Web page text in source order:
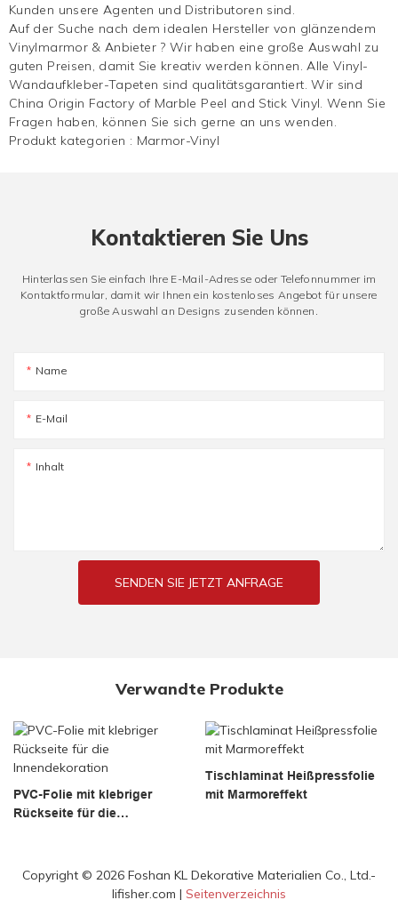
Kunden unsere Agenten und Distributoren sind.
Auf der Suche nach dem idealen Hersteller von glänzendem
Vinylmarmor & Anbieter ? Wir haben eine große Auswahl zu
guten Preisen, damit Sie kreativ werden können. Alle Vinyl-
Wandaufkleber-Tapeten sind qualitätsgarantiert. Wir sind
China Origin Factory of Marble Peel and Stick Vinyl. Wenn Sie
Fragen haben, können Sie sich gerne an uns wenden.
Produkt kategorien : Marmor-Vinyl
Kontaktieren Sie Uns
Hinterlassen Sie einfach Ihre E-Mail-Adresse oder Telefonnummer im
Kontaktformular, damit wir Ihnen ein kostenloses Angebot für unsere
große Auswahl an Designs zusenden können.
Name
E-Mail
Inhalt
SENDEN SIE JETZT ANFRAGE
Verwandte Produkte
PVC-Folie mit klebriger
Rückseite für die
Tischlaminat Heißpressfolie
mit Marmoreffekt
Copyright © 2026 Foshan KL Dekorative Materialien Co., Ltd.-
lifisher.com | Seitenverzeichnis